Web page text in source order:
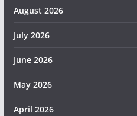
August 2026
July 2026
June 2026
May 2026
April 2026